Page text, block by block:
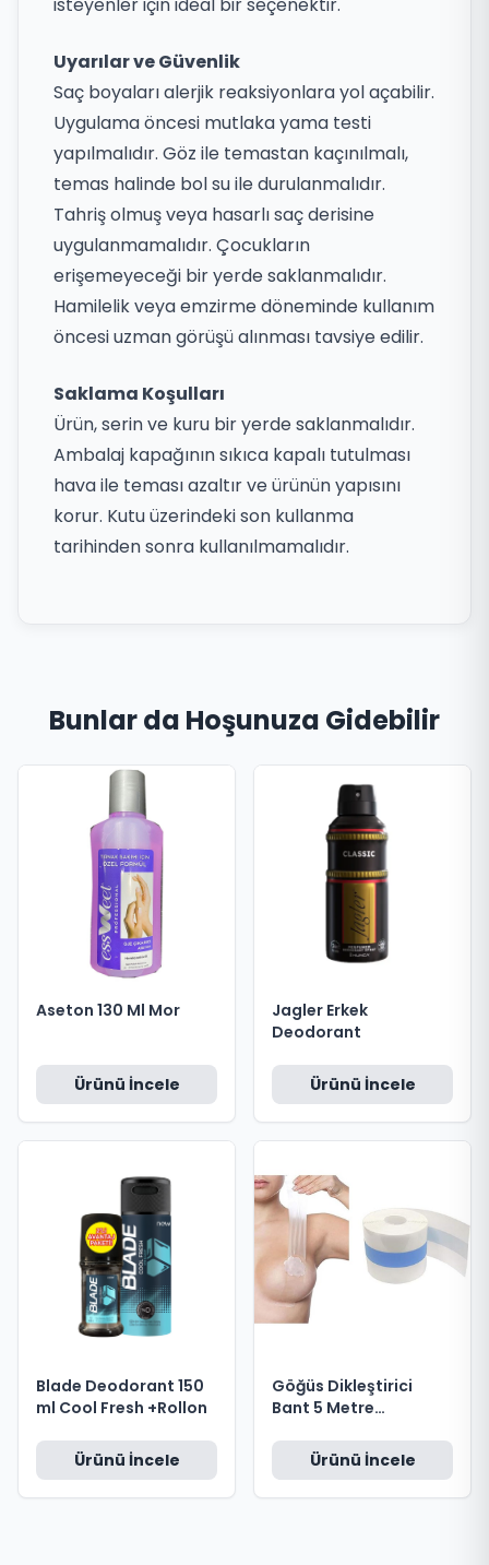
isteyenler için ideal bir seçenektir.
Uyarılar ve Güvenlik
Saç boyaları alerjik reaksiyonlara yol açabilir.
Uygulama öncesi mutlaka yama testi
yapılmalıdır. Göz ile temastan kaçınılmalı,
temas halinde bol su ile durulanmalıdır.
Tahriş olmuş veya hasarlı saç derisine
uygulanmamalıdır. Çocukların
erişemeyeceği bir yerde saklanmalıdır.
Hamilelik veya emzirme döneminde kullanım
öncesi uzman görüşü alınması tavsiye edilir.
Saklama Koşulları
Ürün, serin ve kuru bir yerde saklanmalıdır.
Ambalaj kapağının sıkıca kapalı tutulması
hava ile teması azaltır ve ürünün yapısını
korur. Kutu üzerindeki son kullanma
tarihinden sonra kullanılmamalıdır.
Bunlar da Hoşunuza Gidebilir
Aseton 130 Ml Mor
Ürünü İncele
Jagler Erkek
Deodorant
Ürünü İncele
Blade Deodorant 150
ml Cool Fresh +Rollon
Ürünü İncele
Göğüs Dikleştirici
Bant 5 Metre
Ürünü İncele